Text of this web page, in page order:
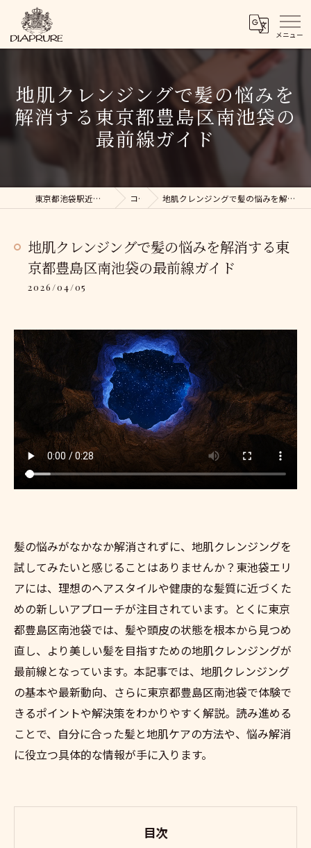
地肌クレンジングで髪の悩みを
解消する東京都豊島区南池袋の
最前線ガイド
東京都池袋駅近くの美容院ならDIAPRURE コラム 地肌クレンジングで髪の悩みを解消する東京都豊島区南池袋の最前線ガイド
地肌クレンジングで髪の悩みを解消する東
京都豊島区南池袋の最前線ガイド
2026/04/05
髪の悩みがなかなか解消されずに、地肌クレンジングを
試してみたいと感じることはありませんか？東池袋エリ
アには、理想のヘアスタイルや健康的な髪質に近づくた
めの新しいアプローチが注目されています。とくに東京
都豊島区南池袋では、髪や頭皮の状態を根本から見つめ
直し、より美しい髪を目指すための地肌クレンジングが
最前線となっています。本記事では、地肌クレンジング
の基本や最新動向、さらに東京都豊島区南池袋で体験で
きるポイントや解決策をわかりやすく解説。読み進める
ことで、自分に合った髪と地肌ケアの方法や、悩み解消
に役立つ具体的な情報が手に入ります。
目次